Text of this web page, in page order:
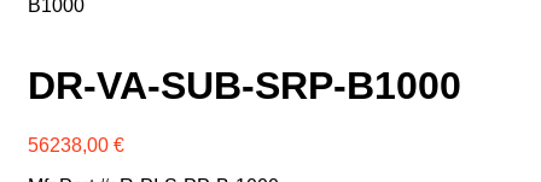
Xerox
B1000
DR-VA-SUB-SRP-B1000
56238,00 €